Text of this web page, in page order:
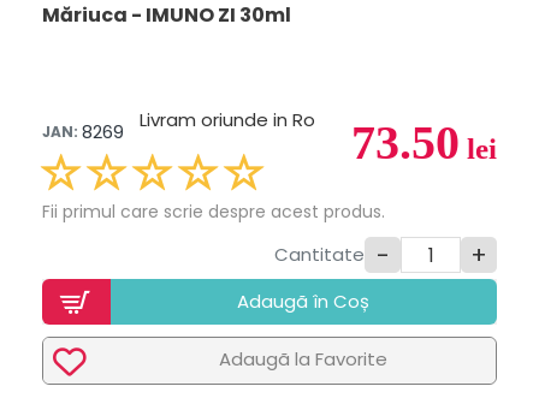
Măriuca - IMUNO ZI 30ml
73.50 lei
JAN: 8269 Livram oriunde in Ro
Fii primul care scrie despre acest produs.
Cantitate - +
Adaugã în Coș
Adaugã la Favorite